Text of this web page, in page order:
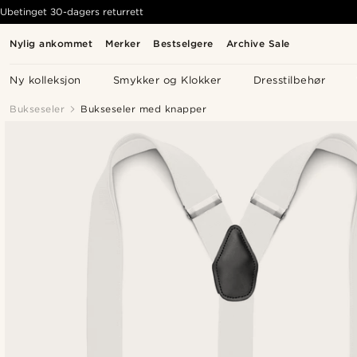
Nylig ankommet Merker Bestselgere Archive Sale
Ny kolleksjon Smykker og Klokker Dresstilbehør
Ubetinget 30-dagers returrett
Bukseseler Bukseseler med knapper